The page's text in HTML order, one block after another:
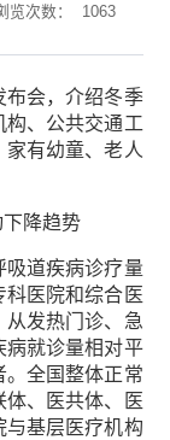
览次数： 1063
会，介绍冬季
构、公共交通工
有幼童、老人
降趋势
道疾病诊疗量
科医院和综合医
从发热门诊、急
病就诊量相对平
。全国整体正常
体、医共体、医
与基层医疗机构